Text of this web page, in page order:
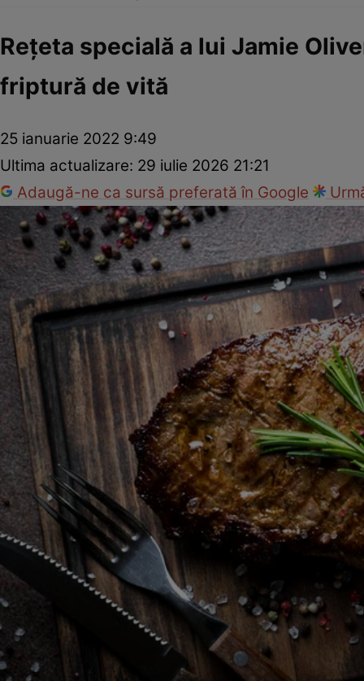
Reţeta specială a lui Jamie
friptură de vită
25 ianuarie 2022 9:49
Ultima actualizare: 29 iulie 2026 21:21
Adaugă-ne ca sursă preferată în Google